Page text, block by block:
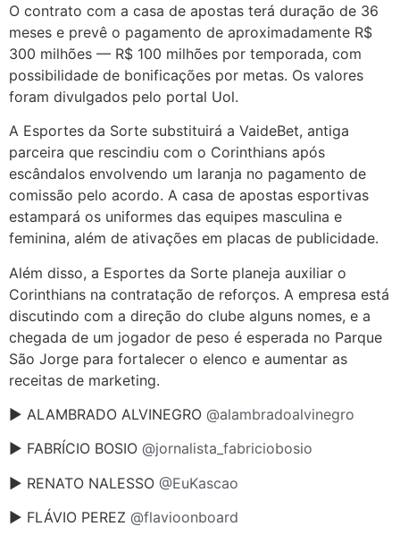
O contrato com a casa de apostas terá duração de 36
meses e prevê o pagamento de aproximadamente R$
300 milhões — R$ 100 milhões por temporada, com
possibilidade de bonificações por metas. Os valores
foram divulgados pelo portal Uol.
A Esportes da Sorte substituirá a VaideBet, antiga
parceira que rescindiu com o Corinthians após
escândalos envolvendo um laranja no pagamento de
comissão pelo acordo. A casa de apostas esportivas
estampará os uniformes das equipes masculina e
feminina, além de ativações em placas de publicidade.
Além disso, a Esportes da Sorte planeja auxiliar o
Corinthians na contratação de reforços. A empresa está
discutindo com a direção do clube alguns nomes, e a
chegada de um jogador de peso é esperada no Parque
São Jorge para fortalecer o elenco e aumentar as
receitas de marketing.
► ALAMBRADO ALVINEGRO @alambradoalvinegro
► FABRÍCIO BOSIO @jornalista_fabriciobosio
► RENATO NALESSO @EuKascao
► FLÁVIO PEREZ @flavioonboard